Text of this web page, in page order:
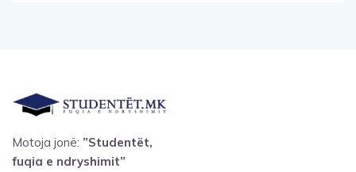
Motoja jonë: ”Studentët,
fuqia e ndryshimit”